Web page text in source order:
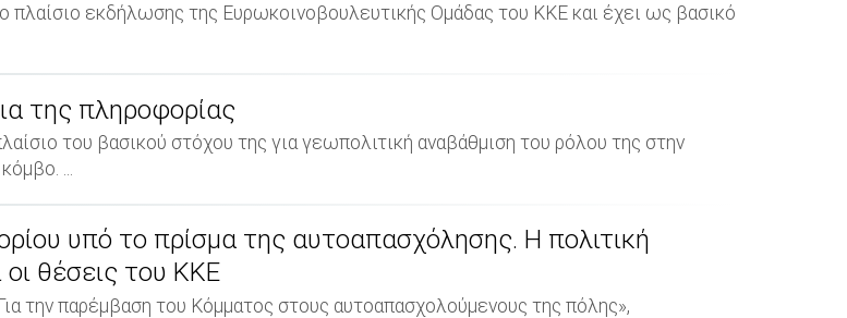
πλαίσιο εκδήλωσης της Ευρωκοινοβουλευτικής Ομάδας του ΚΚΕ και έχει ως βασικό
της πληροφορίας
του βασικού στόχου της για γεωπολιτική αναβάθμιση του ρόλου της στην
...
υπό το πρίσμα της αυτοαπασχόλησης. Η πολιτική
θέσεις του ΚΚΕ
την παρέμβαση του Κόμματος στους αυτοαπασχολούμενους της πόλης»,